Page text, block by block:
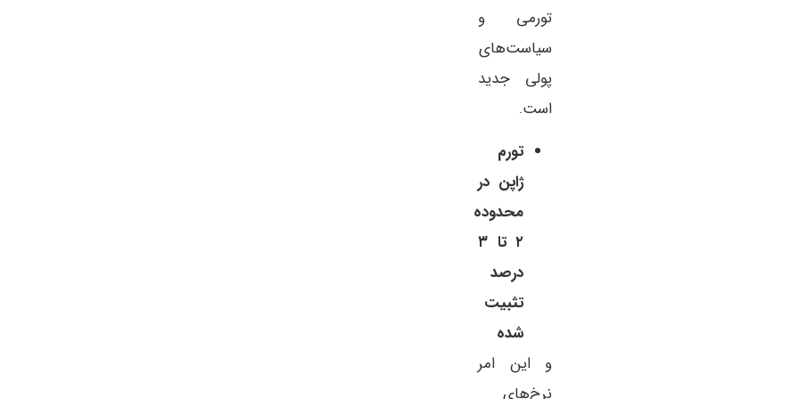
تورمی و
سیاست‌های
پولی جدید
است.
تورم
ژاپن در
محدوده
۲ تا ۳
درصد
تثبیت
شده
و این امر